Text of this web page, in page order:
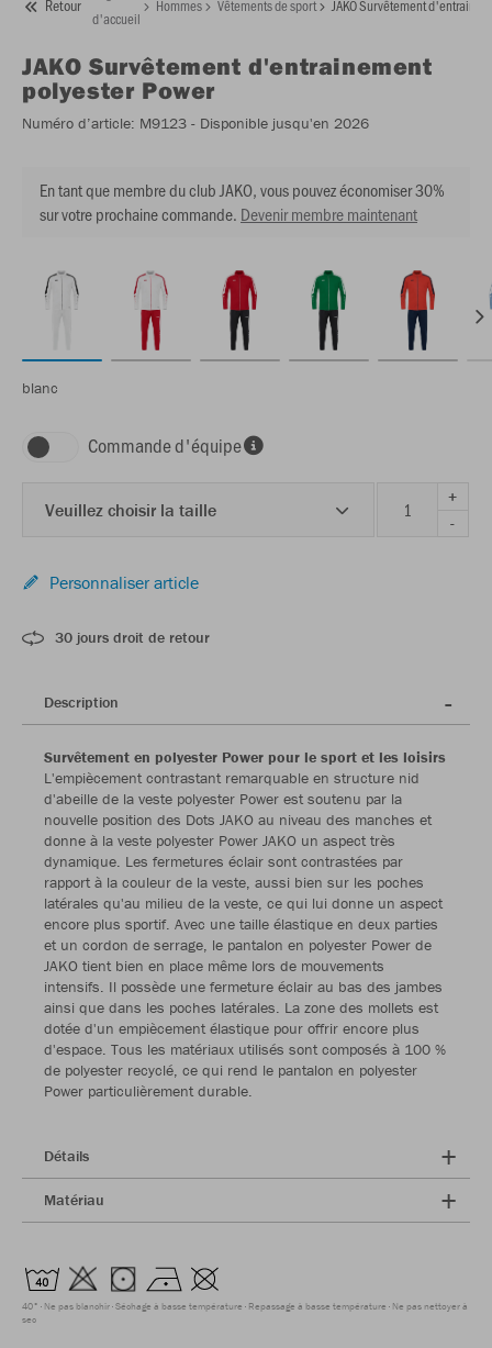
Retour
d'accueil
Hommes Vêtements de sport JAKO Survêtement
JAKO Survêtement d'entrainement
polyester Power
Numéro d’article: M9123 - Disponible jusqu'en 2026
En tant que membre du club JAKO, vous pouvez économiser 30%
sur votre prochaine commande. Devenir membre maintenant
blanc
Commande d'équipe
Veuillez choisir la taille
+
-
Personnaliser article
30 jours droit de retour
Description
Survêtement en polyester Power pour le sport et les loisirs
L'empiècement contrastant remarquable en structure nid
d'abeille de la veste polyester Power est soutenu par la
nouvelle position des Dots JAKO au niveau des manches et
donne à la veste polyester Power JAKO un aspect très
dynamique. Les fermetures éclair sont contrastées par
rapport à la couleur de la veste, aussi bien sur les poches
latérales qu'au milieu de la veste, ce qui lui donne un aspect
encore plus sportif. Avec une taille élastique en deux parties
et un cordon de serrage, le pantalon en polyester Power de
JAKO tient bien en place même lors de mouvements
intensifs. Il possède une fermeture éclair au bas des jambes
ainsi que dans les poches latérales. La zone des mollets est
dotée d'un empiècement élastique pour offrir encore plus
d'espace. Tous les matériaux utilisés sont composés à 100 %
de polyester recyclé, ce qui rend le pantalon en polyester
Power particulièrement durable.
Détails
Matériau
40° Ne pas blanchir Séchage à basse température Repassage à basse température Ne pas nettoyer à
sec